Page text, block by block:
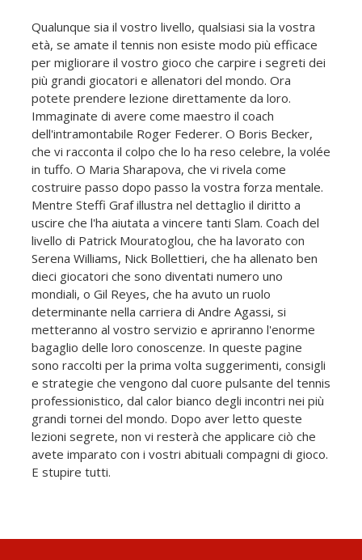
Qualunque sia il vostro livello, qualsiasi sia la vostra
età, se amate il tennis non esiste modo più efficace
per migliorare il vostro gioco che carpire i segreti dei
più grandi giocatori e allenatori del mondo. Ora
potete prendere lezione direttamente da loro.
Immaginate di avere come maestro il coach
dell'intramontabile Roger Federer. O Boris Becker,
che vi racconta il colpo che lo ha reso celebre, la volée
in tuffo. O Maria Sharapova, che vi rivela come
costruire passo dopo passo la vostra forza mentale.
Mentre Steffi Graf illustra nel dettaglio il diritto a
uscire che l'ha aiutata a vincere tanti Slam. Coach del
livello di Patrick Mouratoglou, che ha lavorato con
Serena Williams, Nick Bollettieri, che ha allenato ben
dieci giocatori che sono diventati numero uno
mondiali, o Gil Reyes, che ha avuto un ruolo
determinante nella carriera di Andre Agassi, si
metteranno al vostro servizio e apriranno l'enorme
bagaglio delle loro conoscenze. In queste pagine
sono raccolti per la prima volta suggerimenti, consigli
e strategie che vengono dal cuore pulsante del tennis
professionistico, dal calor bianco degli incontri nei più
grandi tornei del mondo. Dopo aver letto queste
lezioni segrete, non vi resterà che applicare ciò che
avete imparato con i vostri abituali compagni di gioco.
E stupire tutti.